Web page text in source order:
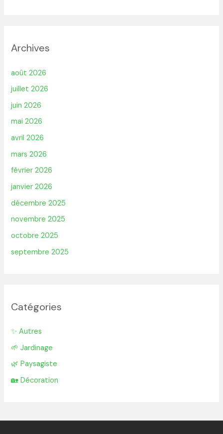
Archives
août 2026
juillet 2026
juin 2026
mai 2026
avril 2026
mars 2026
février 2026
janvier 2026
décembre 2025
novembre 2025
octobre 2025
septembre 2025
Catégories
✨ Autres
🌱 Jardinage
🌿 Paysagiste
🏡 Décoration